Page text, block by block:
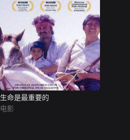
生命是最重要的
电影